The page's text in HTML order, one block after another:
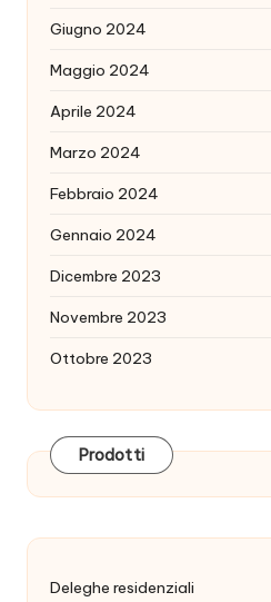
Giugno 2024
Maggio 2024
Aprile 2024
Marzo 2024
Febbraio 2024
Gennaio 2024
Dicembre 2023
Novembre 2023
Ottobre 2023
Prodotti
Deleghe residenziali